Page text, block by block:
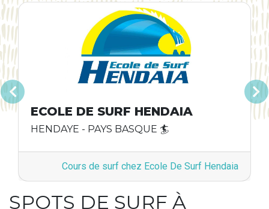
ECOLE DE SURF HENDAIA
HENDAYE - PAYS BASQUE 🏄
Cours de surf chez Ecole De Surf Hendaia
SPOTS DE SURF À